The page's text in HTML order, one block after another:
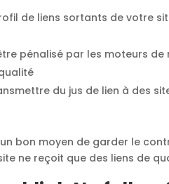
de liens sortants de votre
pénalisé par les moteurs
du jus de lien à des
bon moyen de garder le
ne reçoit que des liens de